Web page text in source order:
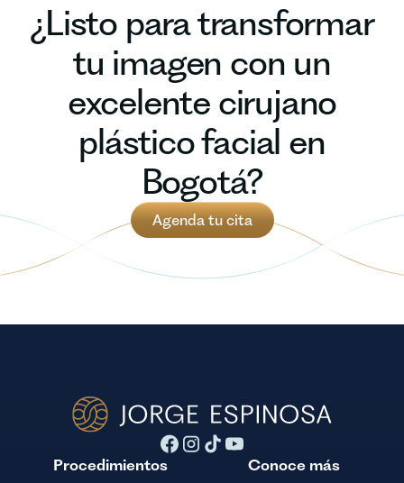
¿Listo para transformar
tu imagen con un
excelente cirujano
plástico facial en
Bogotá?
Agenda tu cita
Procedimientos Conoce más